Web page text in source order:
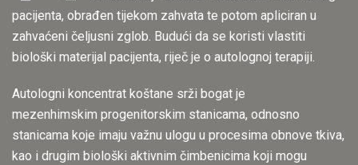
pacijenta, obrađen tijekom zahvata te potom apliciran u
zahvaćeni čeljusni zglob. Budući da se koristi vlastiti
biološki materijal pacijenta, riječ je o autolognoj terapiji.
Autologni koncentrat koštane srži bogat je
mezenhimskim progenitorskim stanicama, odnosno
stanicama koje imaju važnu ulogu u procesima obnove tkiva,
kao i drugim biološki aktivnim čimbenicima koji mogu